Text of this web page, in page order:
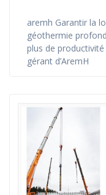
aremh Garantir la
géothermie
plus de
gérant d’AremH